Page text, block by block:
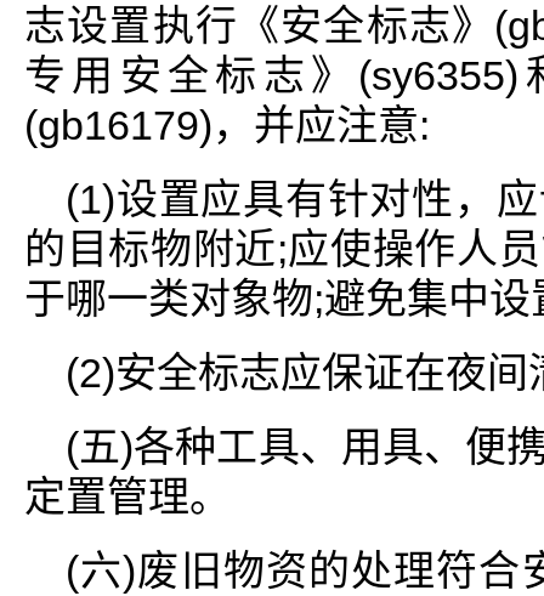
志设置执行《安全标志》
专用安全标志》
(gb16179)，并应注意:
(1)设置应具有针对性，
的目标物附近;应使操作人
于哪一类对象物;避免集中设
(2)安全标志应保证在夜间
(五)各种工具、用具、便
定置管理。
(六)废旧物资的处理符合